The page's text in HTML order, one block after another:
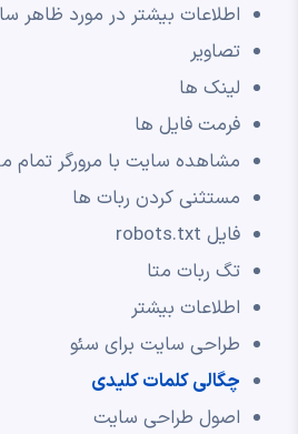
اطلاعات بیشتر در مورد ظاهر
تصاویر
لینک ها
فرمت فایل ها
مشاهده سایت با مرورگر تمام
مستثنی کردن ربات ها
فایل robots.txt
تگ ربات متا
اطلاعات بیشتر
طراحی سایت برای سئو
چگالی کلمات کلیدی
اصول طراحی سایت